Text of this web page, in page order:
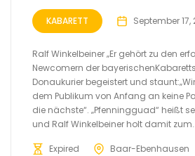
KABARETT September 17,
Ralf Winkelbeiner „Er gehört zu den
Newcomern der
Donaukurier begeistert und
dem Publikum von Anfang an keine
die nächste“. „Pfenningguad“ heißt
und Ralf Winkelbeiner holt damit
Expired Baar-Ebenhausen